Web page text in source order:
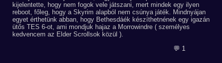
kijelentette, hogy nem fogok vele játszani, mert mindek egy ilyen
reboot, főleg, hogy a Skyrim alapból nem csúnya játék. Mindnyájan
egyet érthetünk abban, hogy Bethesdáék készíthetnének egy igazán
ütős TES 6-ot, ami mondjuk hajaz a Morrowindre ( személyes
kedvencem az Elder Scrollsok közül ).
💬 1